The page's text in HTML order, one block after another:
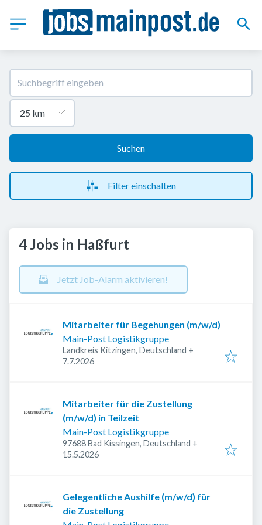
Suchen
Filter einschalten
4 Jobs in Haßfurt
Jetzt Job-Alarm aktivieren!
Mitarbeiter für Begehungen (m/w/d)
Main-Post Logistikgruppe
Landkreis Kitzingen, Deutschland +
Veröffentlicht
7.7.2026
Mitarbeiter für die Zustellung
(m/w/d) in Teilzeit
Main-Post Logistikgruppe
97688 Bad Kissingen, Deutschland +
Veröffentlicht
15.5.2026
Gelegentliche Aushilfe (m/w/d) für
die Zustellung